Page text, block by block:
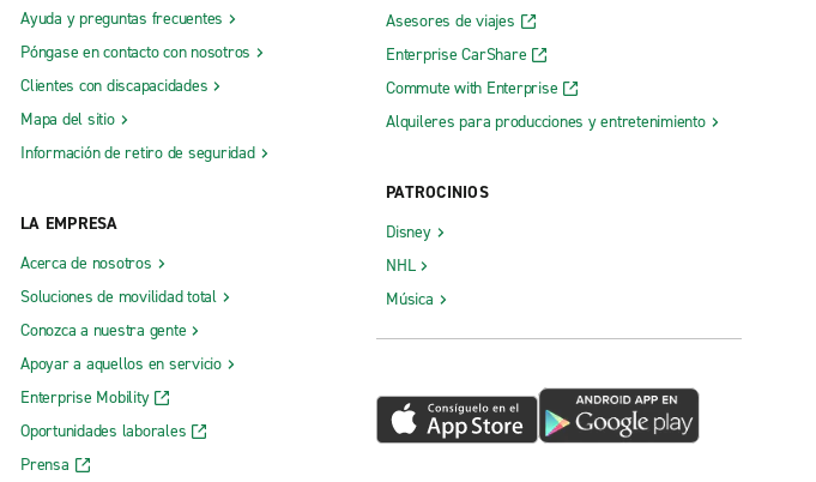
Ayuda y preguntas frecuentes
Póngase en contacto con nosotros
Clientes con discapacidades
Mapa del sitio
Información de retiro de seguridad
LA EMPRESA
Acerca de nosotros
Soluciones de movilidad total
Conozca a nuestra gente
Apoyar a aquellos en servicio
Enterprise Mobility
Oportunidades laborales
Prensa
Asesores de viajes
Enterprise CarShare
Commute with Enterprise
Alquileres para producciones y entretenimiento
PATROCINIOS
Disney
NHL
Música